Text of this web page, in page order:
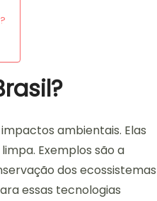
ambientais. Elas
Exemplos são a
dos ecossistemas
essas tecnologias